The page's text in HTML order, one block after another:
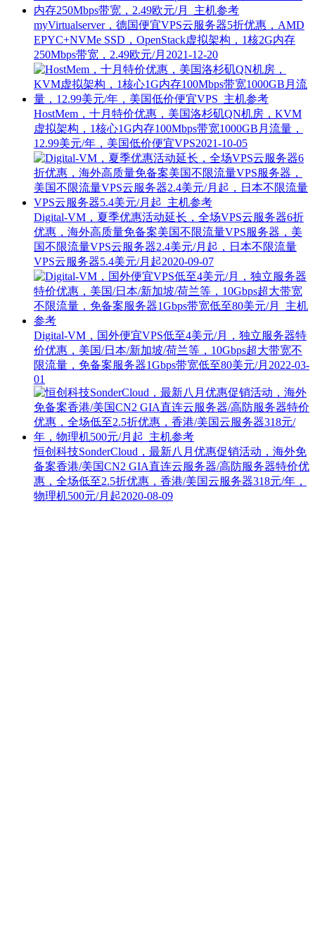
myVirtualserver，德国便宜VPS云服务器5折优惠，AMD
EPYC+NVMe SSD，OpenStack虚拟架构，1核2G内存
250Mbps带宽，2.49欧元/月 2021-12-20
HostMem，十月特价优惠，美国洛杉矶QN机房，KVM
虚拟架构，1核心1G内存100Mbps带宽1000GB月流量，
12.99美元/年，美国低价便宜VPS2021-10-05
Digital-VM，夏季优惠活动延长，全场VPS云服务器6折
优惠，海外高质量免备案美国不限流量VPS服务器，美
国不限流量VPS云服务器2.4美元/月起，日本不限流量
VPS云服务器5.4美元/月起2020-09-07
Digital-VM，国外便宜VPS低至4美元/月，独立服务器特
价优惠，美国/日本/新加坡/荷兰等，10Gbps超大带宽不
限流量，免备案服务器1Gbps带宽低至80美元/月 2022-03-
01
恒创科技SonderCloud，最新八月优惠促销活动，海外免
备案香港/美国CN2 GIA直连云服务器/高防服务器特价优
惠，全场低至2.5折优惠，香港/美国云服务器318元/年，
物理机500元/月起2020-08-09